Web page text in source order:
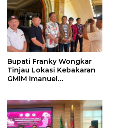
Bupati Franky Wongkar
Tinjau Lokasi Kebakaran
GMIM Imanuel
Dukung Pemulihan